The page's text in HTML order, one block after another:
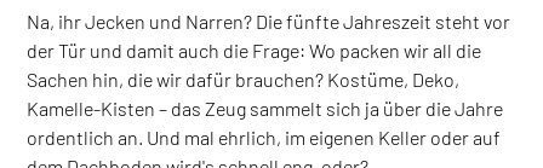
Na, ihr Jecken und Narren? Die fünfte Jahreszeit steht vor
der Tür und damit auch die Frage: Wo packen wir all die
Sachen hin, die wir dafür brauchen? Kostüme, Deko,
Kamelle-Kisten – das Zeug sammelt sich ja über die Jahre
ordentlich an. Und mal ehrlich, im eigenen Keller oder auf